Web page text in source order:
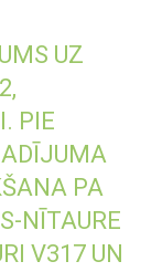
UZ
. PIE
PA
NĪTAURE
V317 UN